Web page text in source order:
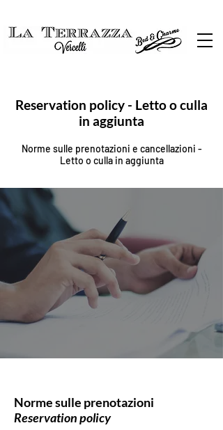
Reservation policy - Letto o culla
in aggiunta
Norme sulle prenotazioni e cancellazioni -
Letto o culla in aggiunta
Norme sulle prenotazioni
Reservation policy